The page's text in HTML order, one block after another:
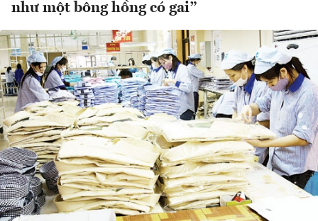
như một bông hồng có gai”